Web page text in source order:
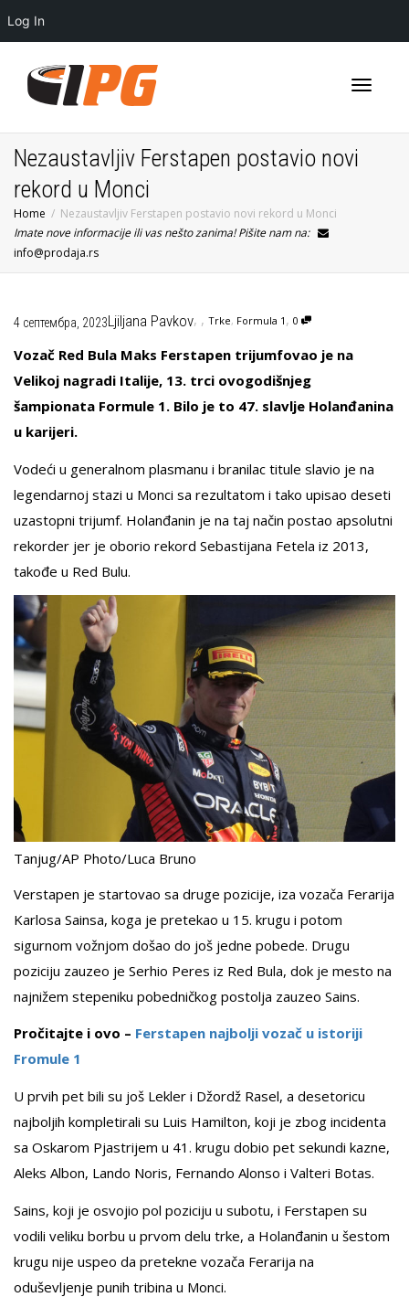
Log In
Nezaustavljiv Ferstapen postavio novi
rekord u Monci
Home
Nezaustavljiv Ferstapen postavio novi rekord u Monci
Imate nove informacije ili vas nešto zanima! Pišite nam na:
info@prodaja.rs
Ljiljana Pavkov,
4 септембра, 2023 , Trke, Formula 1 , 0
Vozač Red Bula Maks Ferstapen trijumfovao je na
Velikoj nagradi Italije, 13. trci ovogodišnjeg
šampionata Formule 1. Bilo je to 47. slavlje Holanđanina
u karijeri.
Vodeći u generalnom plasmanu i branilac titule slavio je na
legendarnoj stazi u Monci sa rezultatom i tako upisao deseti
uzastopni trijumf. Holanđanin je na taj način postao apsolutni
rekorder jer je oborio rekord Sebastijana Fetela iz 2013,
takođe u Red Bulu.
Tanjug/AP Photo/Luca Bruno
Verstapen je startovao sa druge pozicije, iza vozača Ferarija
Karlosa Sainsa, koga je pretekao u 15. krugu i potom
sigurnom vožnjom došao do još jedne pobede. Drugu
poziciju zauzeo je Serhio Peres iz Red Bula, dok je mesto na
najnižem stepeniku pobedničkog postolja zauzeo Sains.
Pročitajte i ovo – Ferstapen najbolji vozač u istoriji
Fromule 1
U prvih pet bili su još Lekler i Džordž Rasel, a desetoricu
najboljih kompletirali su Luis Hamilton, koji je zbog incidenta
sa Oskarom Pjastrijem u 41. krugu dobio pet sekundi kazne,
Aleks Albon, Lando Noris, Fernando Alonso i Valteri Botas.
Sains, koji je osvojio pol poziciju u subotu, i Ferstapen su
vodili veliku borbu u prvom delu trke, a Holanđanin u šestom
krugu nije uspeo da pretekne vozača Ferarija na
oduševljenje punih tribina u Monci.